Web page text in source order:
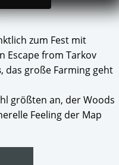
zum Fest mit
Escape from Tarkov
, das große Farming geht
größten an, der Woods
Feeling der Map